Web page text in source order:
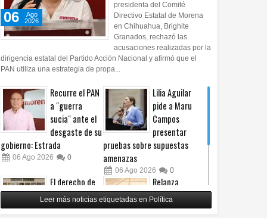
06
Ago
2026
presidenta del Comité
Directivo Estatal de Morena
en Chihuahua, Brighite
Granados, rechazó las
acusaciones realizadas por la
dirigencia estatal del Partido Acción Nacional y afirmó que el
PAN utiliza una estrategia de propa...
Recurre el PAN
a "guerra
sucia" ante el
desgaste de su
gobierno: Estrada
06 Ago 2026 0
Lilia Aguilar
pide a Maru
Campos
presentar
pruebas sobre supuestas
amenazas
06 Ago 2026 0
El derecho de
las audiencias
no es censura,
Relanza
Villalobos
programa de
Leer más noticias etiquetadas en Política